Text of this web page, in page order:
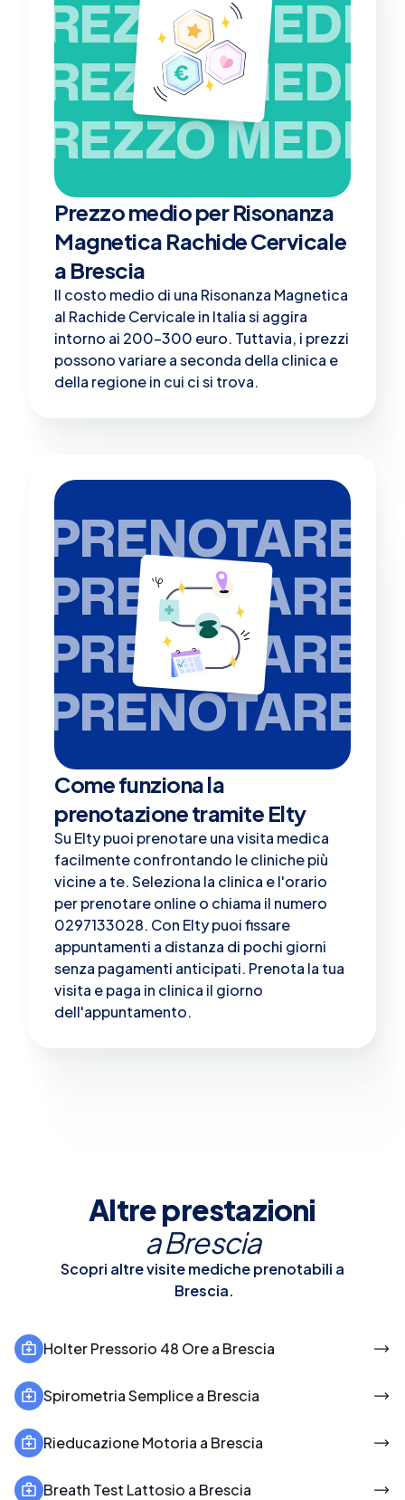
PREZZO MEDIO
PREZZO MEDIO
PREZZO MEDIO
Prezzo medio per Risonanza
Magnetica Rachide Cervicale
a Brescia
Il costo medio di una Risonanza Magnetica
al Rachide Cervicale in Italia si aggira
intorno ai 200-300 euro. Tuttavia, i prezzi
possono variare a seconda della clinica e
della regione in cui ci si trova.
PRENOTARE
PRENOTARE
PRENOTARE
PRENOTARE
Come funziona la
prenotazione tramite Elty
Su Elty puoi prenotare una visita medica
facilmente confrontando le cliniche più
vicine a te. Seleziona la clinica e l'orario
per prenotare online o chiama il numero
0297133028. Con Elty puoi fissare
appuntamenti a distanza di pochi giorni
senza pagamenti anticipati. Prenota la tua
visita e paga in clinica il giorno
dell'appuntamento.
Altre prestazioni
aBrescia
Scopri altre visite mediche prenotabili a
Brescia.
Holter Pressorio 48 Ore a Brescia
Spirometria Semplice a Brescia
Rieducazione Motoria a Brescia
Breath Test Lattosio a Brescia